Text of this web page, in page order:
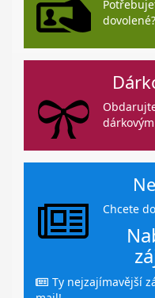
Chcete
Ty nejzajímavější